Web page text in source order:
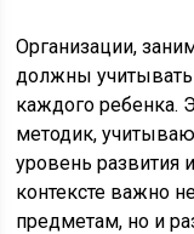
Организации,
должны
каждого ребенка.
методик,
уровень развития
контексте важно
предметам, но и